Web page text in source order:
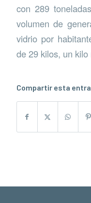
con 289
volumen de
vidrio por
de 29 kilos, un
Compartir esta